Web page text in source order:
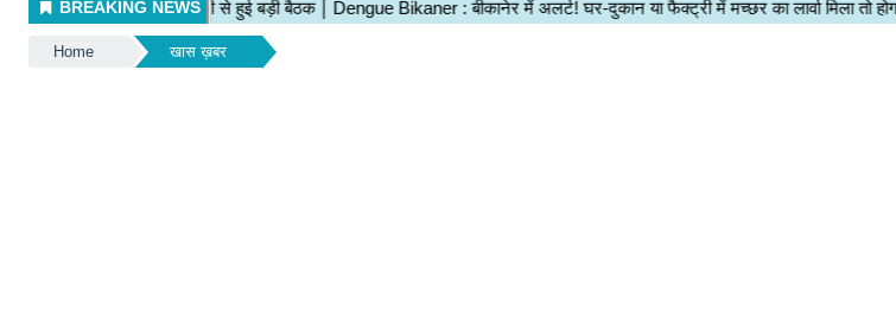
Home खास ख़बर